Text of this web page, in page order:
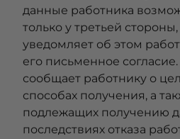
данные работника
только у третьей
уведомляет об этом
его письменное
сообщает работнику о
способах получения, а
подлежащих получению
последствиях отказа